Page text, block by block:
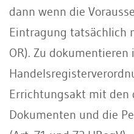
dann wenn die
Eintragung tatsächlich
OR). Zu dokumentieren
Errichtungsakt mit den
Dokumenten und die